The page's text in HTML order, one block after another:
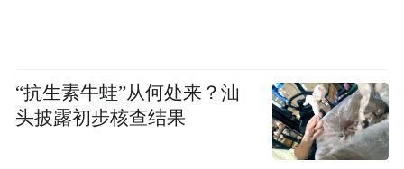
“抗生素牛蛙”从何处来？汕
头披露初步核查结果